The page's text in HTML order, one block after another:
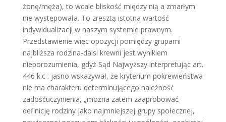
żonę/męża), to wcale bliskość między nią a zmarłym
nie występowała. To zresztą istotna wartość
indywidualizacji w naszym systemie prawnym.
Przedstawienie więc opozycji pomiędzy grupami
najbliższa rodzina-dalsi krewni jest wynikiem
nieporozumienia, gdyż Sąd Najwyższy interpretując art.
446 k.c . jasno wskazywał, że kryterium pokrewieństwa
nie ma charakteru determinującego należność
zadośćuczynienia, „można zatem zaaprobować
definicję rodziny jako najmniejszej grupy społecznej,